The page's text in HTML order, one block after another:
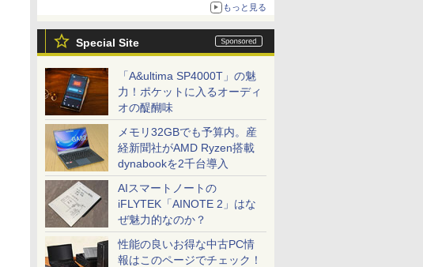
もっと見る
Special Site
「A&ultima SP4000T」の魅
力！ポケットに入るオーディ
オの醍醐味
メモリ32GBでも予算内。産
経新聞社がAMD Ryzen搭載
dynabookを2千台導入
AIスマートノートの
iFLYTEK「AINOTE 2」はな
ぜ魅力的なのか？
性能の良いお得な中古PC情
報はこのページでチェック！